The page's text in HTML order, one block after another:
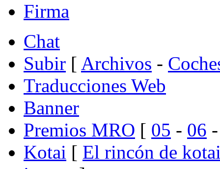
Firma
Chat
Subir [ Archivos -
Traducciones Web
Banner
Premios MRO [ 05 - 06
Kotai [ El rincón de